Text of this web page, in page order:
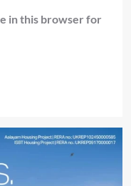
in this browser for